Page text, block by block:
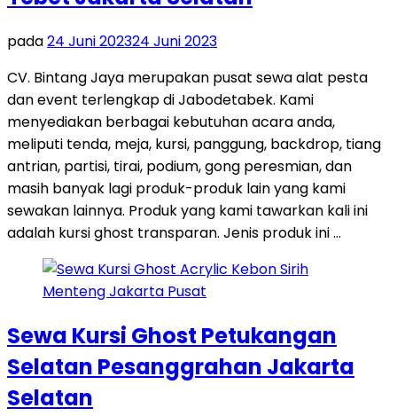
pada24 Juni 202324 Juni 2023
CV. Bintang Jaya merupakan pusat sewa alat pesta
dan event terlengkap di Jabodetabek. Kami
menyediakan berbagai kebutuhan acara anda,
meliputi tenda, meja, kursi, panggung, backdrop, tiang
antrian, partisi, tirai, podium, gong peresmian, dan
masih banyak lagi produk-produk lain yang kami
sewakan lainnya. Produk yang kami tawarkan kali ini
adalah kursi ghost transparan. Jenis produk ini …
Sewa Kursi Ghost Petukangan
Selatan Pesanggrahan Jakarta
Selatan